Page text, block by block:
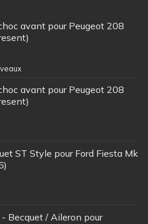
avant pour Peugeot 208
avant pour Peugeot 208
ST Style pour Ford Fiesta Mk
Becquet / Aileron pour